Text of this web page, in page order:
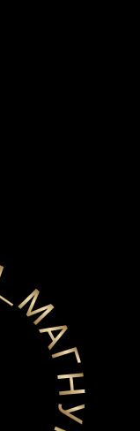
Зачастую
настоящие
на
время
инструменты и
или известной